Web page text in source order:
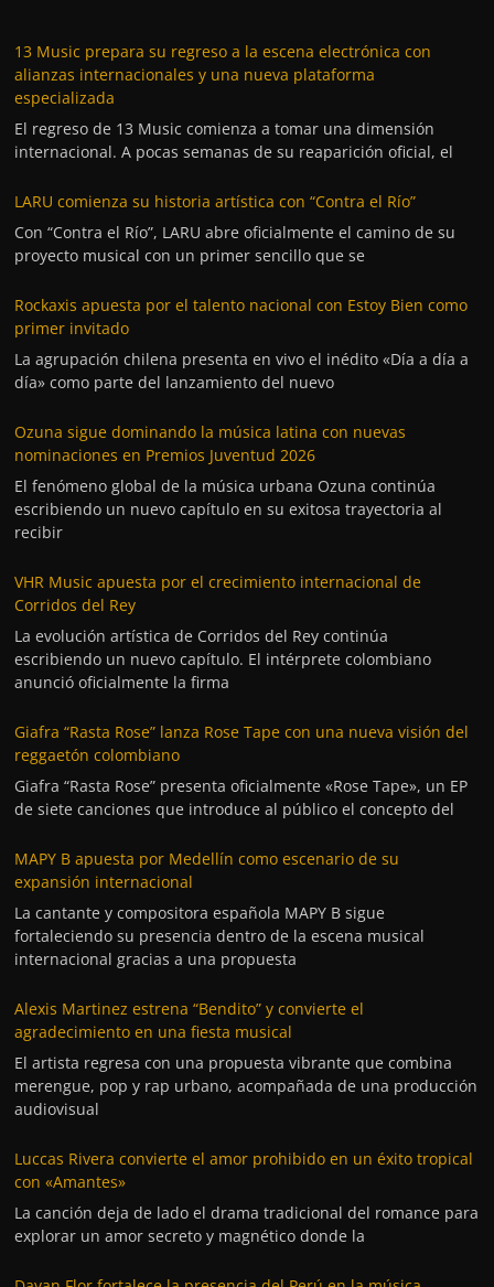
13 Music prepara su regreso a la escena electrónica con
alianzas internacionales y una nueva plataforma
especializada
El regreso de 13 Music comienza a tomar una dimensión
internacional. A pocas semanas de su reaparición oficial, el
LARU comienza su historia artística con “Contra el Río”
Con “Contra el Río”, LARU abre oficialmente el camino de su
proyecto musical con un primer sencillo que se
Rockaxis apuesta por el talento nacional con Estoy Bien como
primer invitado
La agrupación chilena presenta en vivo el inédito «Día a día a
día» como parte del lanzamiento del nuevo
Ozuna sigue dominando la música latina con nuevas
nominaciones en Premios Juventud 2026
El fenómeno global de la música urbana Ozuna continúa
escribiendo un nuevo capítulo en su exitosa trayectoria al
recibir
VHR Music apuesta por el crecimiento internacional de
Corridos del Rey
La evolución artística de Corridos del Rey continúa
escribiendo un nuevo capítulo. El intérprete colombiano
anunció oficialmente la firma
Giafra “Rasta Rose” lanza Rose Tape con una nueva visión del
reggaetón colombiano
Giafra “Rasta Rose” presenta oficialmente «Rose Tape», un EP
de siete canciones que introduce al público el concepto del
MAPY B apuesta por Medellín como escenario de su
expansión internacional
La cantante y compositora española MAPY B sigue
fortaleciendo su presencia dentro de la escena musical
internacional gracias a una propuesta
Alexis Martinez estrena “Bendito” y convierte el
agradecimiento en una fiesta musical
El artista regresa con una propuesta vibrante que combina
merengue, pop y rap urbano, acompañada de una producción
audiovisual
Luccas Rivera convierte el amor prohibido en un éxito tropical
con «Amantes»
La canción deja de lado el drama tradicional del romance para
explorar un amor secreto y magnético donde la